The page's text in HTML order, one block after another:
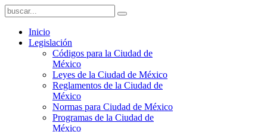
Inicio
Legislación
Códigos para la Ciudad de
México
Leyes de la Ciudad de México
Reglamentos de la Ciudad de
México
Normas para Ciudad de México
Programas de la Ciudad de
México